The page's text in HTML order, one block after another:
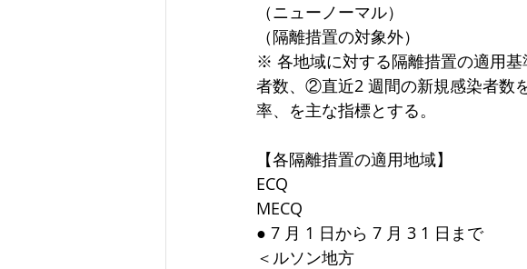
（ニューノーマル）
（隔離措置の対象外）
※ 各地域に対する隔離措置の適用
者数、②直近2 週間の新規感染者数
率、を主な指標とする。
【各隔離措置の適用地域】
ECQ
MECQ
● 7 月 1 日から 7 月 3 1 日まで
＜ルソン地方